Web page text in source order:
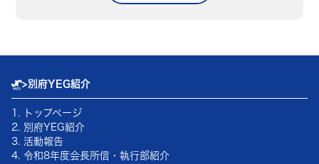
>別府YEG紹介
1. トップページ
2. 別府YEG紹介
3. 活動報告
4. 令和8年度会長所信・執行部紹介